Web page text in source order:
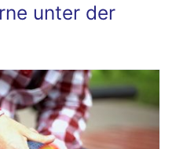
unter der